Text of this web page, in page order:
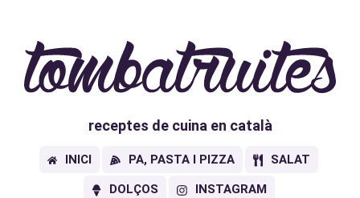
receptes de cuina en català
INICI PA, PASTA I PIZZA SALAT
DOLÇOS INSTAGRAM